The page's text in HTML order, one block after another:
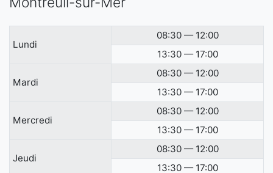
Lundi
08:30 — 12:00
13:30 — 17:00
Mardi
08:30 — 12:00
13:30 — 17:00
Mercredi
08:30 — 12:00
13:30 — 17:00
Jeudi
08:30 — 12:00
13:30 — 17:00